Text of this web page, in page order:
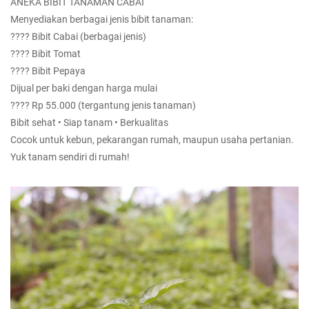
Menyediakan berbagai jenis bibit tanaman:
???? Bibit Cabai (berbagai jenis)
???? Bibit Tomat
???? Bibit Pepaya
Dijual per baki dengan harga mulai
???? Rp 55.000 (tergantung jenis tanaman)
Bibit sehat • Siap tanam • Berkualitas
Cocok untuk kebun, pekarangan rumah, maupun usaha pertanian.
Yuk tanam sendiri di rumah!